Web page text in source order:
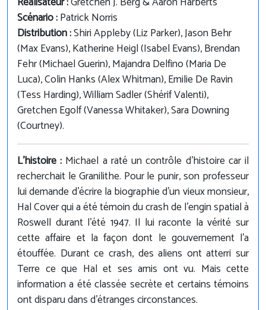
Scénario :Patrick Norris
Distribution :Shiri Appleby (Liz Parker), Jason Behr
(Max Evans), Katherine Heigl (Isabel Evans), Brendan
Fehr (Michael Guerin), Majandra Delfino (Maria De
Luca), Colin Hanks (Alex Whitman), Emilie De Ravin
(Tess Harding), William Sadler (Shérif Valenti),
Gretchen Egolf (Vanessa Whitaker), Sara Downing
(Courtney).
L'histoire : Michael a raté un contrôle d'histoire car il
recherchait le Granilithe. Pour le punir, son professeur
lui demande d'écrire la biographie d’un vieux monsieur,
Hal Cover qui a été témoin du crash de l'engin spatial à
Roswell durant l'été 1947. Il lui raconte la vérité sur
cette affaire et la façon dont le gouvernement l'a
étouffée. Durant ce crash, des aliens ont atterri sur
Terre ce que Hal et ses amis ont vu. Mais cette
information a été classée secrète et certains témoins
ont disparu dans d'étranges circonstances.